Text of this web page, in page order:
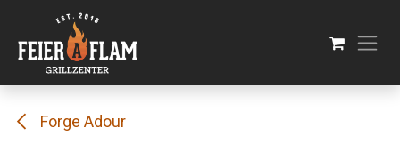
Se rendre au contenu
Forge Adour